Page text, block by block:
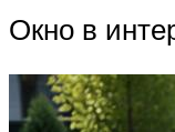
Окно в